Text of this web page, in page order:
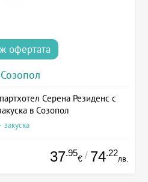
офертата
Созопол
Серена Резиденс с
в Созопол
закуска
37.95
€ / 74.22
лв.